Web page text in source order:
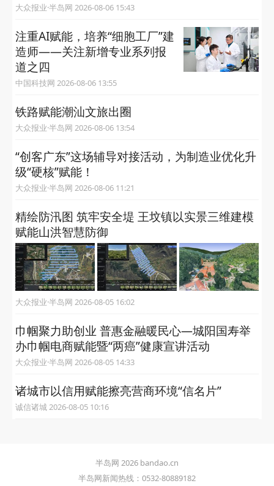
大众报业·半岛网 2026-08-06 15:43
注重AI赋能，培养“细胞工厂”建
造师——关注新增专业系列报
道之四
中国科技网 2026-08-06 13:55
铁路赋能潮汕文旅出圈
大众报业·半岛网 2026-08-06 13:54
“创客广东”这场辅导对接活动，为制造业优化升
级“硬核”赋能！
大众报业·半岛网 2026-08-06 11:21
精绘防汛图 筑牢安全堤 王坟镇以实景三维建模
赋能山洪智慧防御
大众报业·半岛网 2026-08-05 16:02
巾帼聚力助创业 普惠金融暖民心—城阳国寿举
办巾帼电商赋能暨“两癌”健康宣讲活动
大众报业·半岛网 2026-08-05 14:33
诸城市以信用赋能擦亮营商环境“信名片”
诚信诸城 2026-08-05 10:16
半岛网 2026 bandao.cn
半岛网新闻热线：0532-80889182